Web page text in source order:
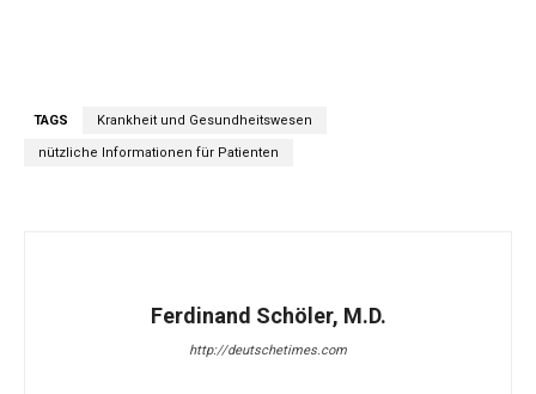
TAGS Krankheit und Gesundheitswesen
nützliche Informationen für Patienten
Ferdinand Schöler, M.D.
http://deutschetimes.com